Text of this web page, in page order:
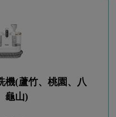
機(蘆竹、桃園、八
龜山)